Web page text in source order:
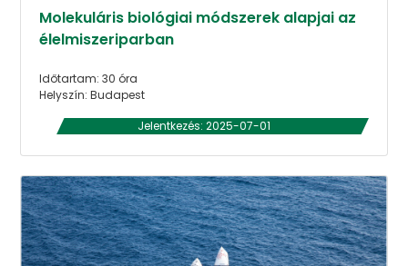
Molekuláris biológiai módszerek alapjai az
élelmiszeriparban
Időtartam: 30 óra
Helyszín: Budapest
Jelentkezés: 2025-07-01